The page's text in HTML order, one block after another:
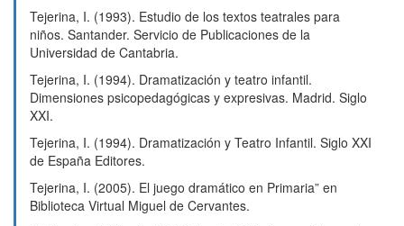
Tejerina, I. (1993). Estudio de los textos teatrales para
niños. Santander. Servicio de Publicaciones de la
Universidad de Cantabria.
Tejerina, I. (1994). Dramatización y teatro infantil.
Dimensiones psicopedagógicas y expresivas. Madrid. Siglo
XXI.
Tejerina, I. (1994). Dramatización y Teatro Infantil. Siglo XXI
de España Editores.
Tejerina, I. (2005). El juego dramático en Primaria” en
Biblioteca Virtual Miguel de Cervantes.